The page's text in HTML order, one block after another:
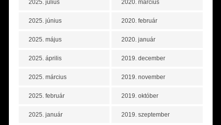
2025. július
2025. június
2025. május
2025. április
2025. március
2025. február
2025. január
2020. március
2020. február
2020. január
2019. december
2019. november
2019. október
2019. szeptember